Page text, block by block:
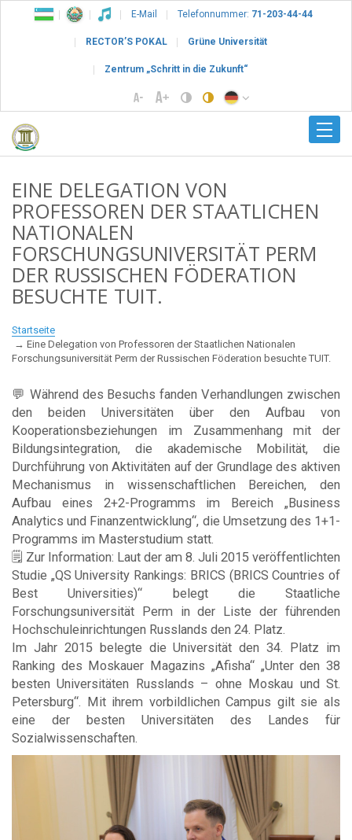
E-Mail Telefonnummer: 71-203-44-44
RECTOR’S POKAL Grüne Universität
Zentrum „Schritt in die Zukunft“
EINE DELEGATION VON
PROFESSOREN DER STAATLICHEN
NATIONALEN
FORSCHUNGSUNIVERSITÄT PERM
DER RUSSISCHEN FÖDERATION
BESUCHTE TUIT.
Startseite
Eine Delegation von Professoren der Staatlichen Nationalen
Forschungsuniversität Perm der Russischen Föderation besuchte TUIT.
💬 Während des Besuchs fanden Verhandlungen zwischen
den beiden Universitäten über den Aufbau von
Kooperationsbeziehungen im Zusammenhang mit der
Bildungsintegration, die akademische Mobilität, die
Durchführung von Aktivitäten auf der Grundlage des aktiven
Mechanismus in wissenschaftlichen Bereichen, den
Aufbau eines 2+2-Programms im Bereich „Business
Analytics und Finanzentwicklung“, die Umsetzung des 1+1-
Programms im Masterstudium statt.
🗒 Zur Information: Laut der am 8. Juli 2015 veröffentlichten
Studie „QS University Rankings: BRICS (BRICS Countries of
Best Universities)“ belegt die Staatliche
Forschungsuniversität Perm in der Liste der führenden
Hochschuleinrichtungen Russlands den 24. Platz.
Im Jahr 2015 belegte die Universität den 34. Platz im
Ranking des Moskauer Magazins „Afisha“ „Unter den 38
besten Universitäten Russlands – ohne Moskau und St.
Petersburg“. Mit ihrem vorbildlichen Campus gilt sie als
eine der besten Universitäten des Landes für
Sozialwissenschaften.